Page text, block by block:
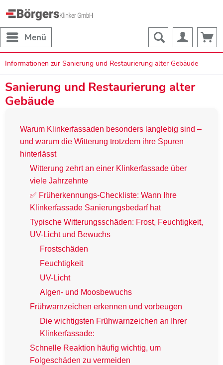
Menü
Informationen zur Sanierung und Restaurierung alter Gebäude
Sanierung und Restaurierung alter
Gebäude
Warum Klinkerfassaden besonders langlebig sind –
und warum die Witterung trotzdem ihre Spuren
hinterlässt
Witterung zehrt an einer Klinkerfassade über
viele Jahrzehnte
✅ Früherkennungs-Checkliste: Wann Ihre
Klinkerfassade Sanierungsbedarf hat
Typische Witterungsschäden: Frost, Feuchtigkeit,
UV-Licht und Bewuchs
Frostschäden
Feuchtigkeit
UV-Licht
Algen- und Moosbewuchs
Frühwarnzeichen erkennen und vorbeugen
Die wichtigsten Frühwarnzeichen an Ihrer
Klinkerfassade:
Schnelle Reaktion häufig wichtig, um
Folgeschäden zu vermeiden